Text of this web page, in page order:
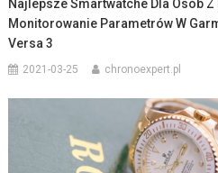
Najlepsze Smartwatche Dla Osób
Monitorowanie Parametrów W
Versa 3
2021-03-25 chronoexpert.pl